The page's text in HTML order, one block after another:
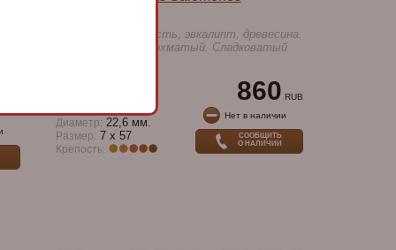
легкая ментольность, эвкалипт, древесина.
Пепел рыхлый и лохматый. Сладковатый
Диаметр: 22,6 мм.
Размер: 7 x 57
Крепость:
860 RUB
Нет в наличии
СООБЩИТЬ
О НАЛИЧИИ